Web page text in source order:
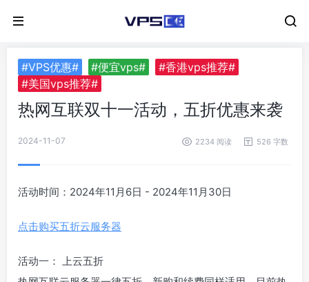
#VPS优惠# #便宜vps#
#香港vps推荐#
#美国vps推荐#
热网互联双十一活动，五折优惠来袭
2024-11-07 2234 阅读 526 字数
活动时间：2024年11月6日 - 2024年11月30日
点击购买五折云服务器
活动一： 上云五折